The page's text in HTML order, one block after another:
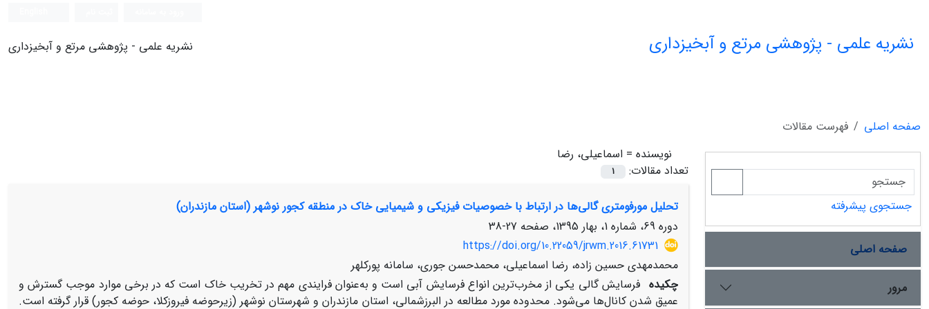
نشریه علمی - پژوهشی مرتع و آبخیزداری نشریه علمی - پژوهشی مرتع و آبخیزداری
صفحه اصلی
فهرست مقالات
نویسنده = اسماعیلی، رضا
تعداد مقالات:
1
تحلیل مورفومتری گالی‌ها در ارتباط با خصوصیات فیزیکی و شیمیایی خاک در منطقه کجور نوشهر (استان مازندران)
دوره 69، شماره 1، بهار 1395، صفحه
27-38
https://doi.org/10.22059/jrwm.2016.61731
محمدمهدی حسین زاده، رضا اسماعیلی، محمدحسن جوری، سامانه پورکلهر
چکیده فرسایش گالی یکی از مخرب‌ترین انواع فرسایش آبی است و به‌عنوان فرایندی مهم در تخریب خاک است که در برخی موارد موجب گسترش و
عمیق شدن کانال‌ها می‌شود. محدوده مورد مطالعه در البرزشمالی، استان مازندران و شهرستان نوشهر (زیرحوضه فیروزکلا، حوضه کجور) قرار گرفته است.
جستجوی پیشرفته
صفحه اصلی
مرور